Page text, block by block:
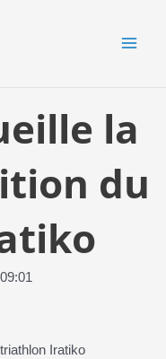
la
du
09:01
Iratiko